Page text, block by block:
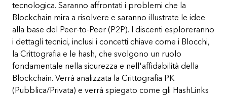
tecnologica. Saranno affrontati i problemi che la
Blockchain mira a risolvere e saranno illustrate le idee
alla base del Peer-to-Peer (P2P). I discenti esploreranno
i dettagli tecnici, inclusi i concetti chiave come i Blocchi,
la Crittografia e le hash, che svolgono un ruolo
fondamentale nella sicurezza e nell'affidabilità della
Blockchain. Verrà analizzata la Crittografia PK
(Pubblica/Privata) e verrà spiegato come gli HashLinks